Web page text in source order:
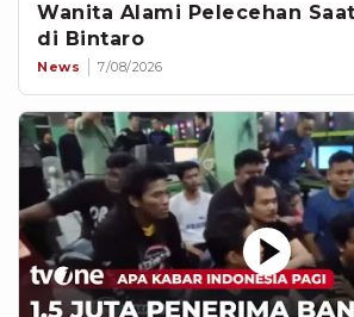
Wanita Alami Pelecehan
di Bintaro
News 7/08/2026